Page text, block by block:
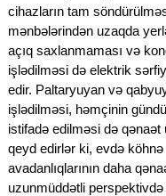
cihazların tam
mənbələrindən uzaqda
açıq saxlanmaması və
işlədilməsi də elektrik
edir. Paltaryuyan və
işlədilməsi, həmçinin
istifadə edilməsi də qənaət
qeyd edirlər ki, evdə
avadanlıqlarının daha
uzunmüddətli